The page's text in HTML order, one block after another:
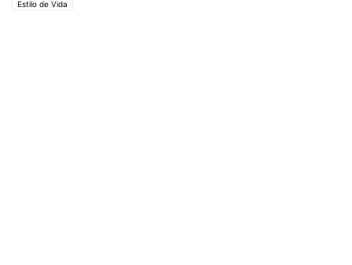
Estilo de Vida